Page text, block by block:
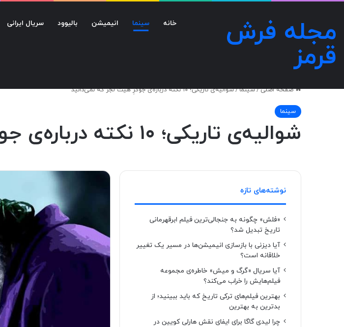
مجله فرش
قرمز
خانه سینما انیمیشن بالیوود سریال ایرانی
صفحه اصلی/سینما/شوالیه‌ی تاریکی؛ ۱۰ نکته درباره‌ی جوکرِ هیث لجر که نمی‌دانید
سینما
شوالیه‌ی تاریکی؛ ۱۰ نکته درباره‌ی جوکرِ هیث لجر که نمی‌دانید
نوشته‌های تازه
«فلش» چگونه به جنجالی‌ترین فیلم ابرقهرمانی
تاریخ تبدیل شد؟
آیا دیزنی با بازسازی انیمیشن‌ها در مسیر یک تغییر
خلاقانه است؟
آیا سریال «گرگ و میش» خاطره‌ی مجموعه‌
فیلم‌هایش را خراب می‌کند؟
بهترین فیلم‌های ترکی تاریخ که باید ببینید؛ از
بدترین به بهترین
چرا لیدی گاگا برای ایفای نقش هارلی کویین در